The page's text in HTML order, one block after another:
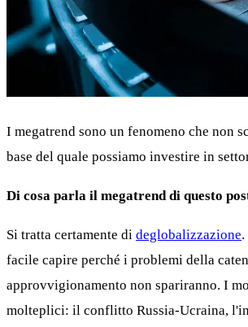
I megatrend sono un fenomeno che non
base del quale possiamo investire in
Di cosa parla il megatrend di questo
Si tratta certamente di deglobalizzazione
facile capire perché i problemi della
approvvigionamento non spariranno. I
molteplici: il conflitto Russia-Ucraina,